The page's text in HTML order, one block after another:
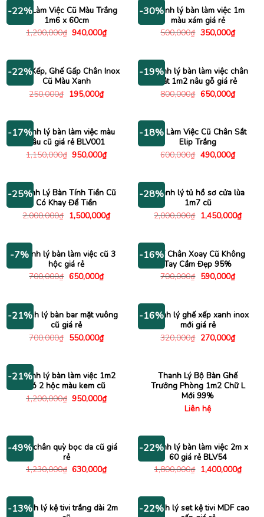
-22%
Bàn Làm Việc Cũ Màu Trắng
1m6 x 60cm
1,200,000₫ Giá
940,000₫Giá
hiện
940,000₫.
-30%Thanh lý bàn làm việc 1m
màu xám giá rẻ
500,000₫ Giá
350,000₫Giá
hiện
-22%
Ghế Xếp, Ghế Gấp Chân Inox
Cũ Màu Xanh
250,000₫ Giá
195,000₫Giá
hiện
195,000₫.
-19%
Thanh lý bàn làm việc chân
sắt 1m2 nâu gỗ giá rẻ
800,000₫ Giá
650,000₫Giá
hiện
-17%
Thanh lý bàn làm việc màu
nâu cũ giá rẻ BLV001
1,150,000₫ Giá
950,000₫Giá
hiện
950,000₫.
-18%
Bàn Làm Việc Cũ Chân Sắt
Elip Trắng
600,000₫ Giá
490,000₫Giá
hiện
-25%
Thanh Lý Bàn Tính Tiền Cũ
Có Khay Để Tiền
2,000,000₫ Giá
gốc
1,500,000₫Giá
hiện
1,500,000₫.
-28%Thanh lý tủ hồ sơ cửa lùa
1m7 cũ
2,000,000₫ Giá
gốc
1,450,000₫Giá
hiện
-7%
Thanh lý bàn làm việc cũ 3
hộc giá rẻ
700,000₫ Giá
650,000₫Giá
hiện
650,000₫.
-16%
Ghế Chân Xoay Cũ Không
Tay Cầm Đẹp 95%
700,000₫ Giá
590,000₫Giá
hiện
-21%
Thanh lý bàn bar mặt vuông
cũ giá rẻ
700,000₫ Giá
550,000₫Giá
hiện
-16%
Thanh lý ghế xếp xanh inox
mới giá rẻ
320,000₫ Giá
270,000₫Giá
hiện
-21%
Thanh lý bàn làm việc 1m2
có 2 hộc màu kem cũ
1,200,000₫ Giá
950,000₫Giá
hiện
Thanh Lý Bộ Bàn Ghế
Trưởng Phòng 1m2 Chữ L
Mới 99%
Liên hệ
-49%
Ghế chân quỳ bọc da cũ giá
rẻ
1,230,000₫ Giá
630,000₫Giá
hiện
630,000₫.
-22%
Thanh lý bàn làm việc 2m x
60 giá rẻ BLV54
1,800,000₫ Giá
gốc
1,400,000₫Giá
hiện
-13%
Thanh lý kệ tivi trắng dài 2m
-22%
Thanh lý set kệ tivi MDF cao